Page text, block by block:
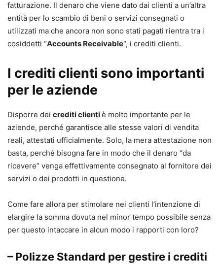
fatturazione. Il denaro che viene dato dai clienti a un’altra
entità per lo scambio di beni o servizi consegnati o
utilizzati ma che ancora non sono stati pagati rientra tra i
cosiddetti “Accounts Receivable“, i crediti clienti.
I crediti clienti sono importanti
per le aziende
Disporre dei crediti clientiè molto importante per le
aziende, perché garantisce alle stesse valori di vendita
reali, attestati ufficialmente. Solo, la mera attestazione non
basta, perché bisogna fare in modo che il denaro “da
ricevere” venga effettivamente consegnato al fornitore dei
servizi o dei prodotti in questione.
Come fare allora per stimolare nei clienti l’intenzione di
elargire la somma dovuta nel minor tempo possibile senza
per questo intaccare in alcun modo i rapporti con loro?
– Polizze Standard per gestire i crediti